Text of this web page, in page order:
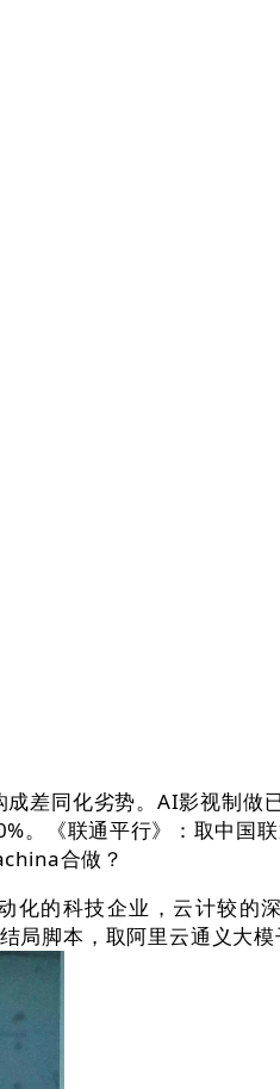
同化劣势。AI影视制做
。《联通平行》：取中国
合做？
科技企业，云计较的
脚本，取阿里云通义大